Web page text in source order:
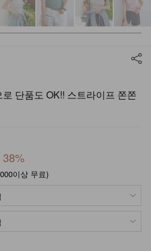
단품도 OK!! 스트라이프 쫀쫀
38%
이상 무료)